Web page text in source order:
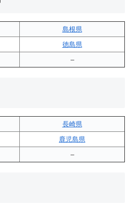
島根県
徳島県
–
長崎県
鹿児島県
–